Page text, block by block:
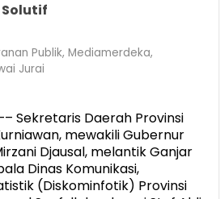
Publik,Mediamerdeka,
Jurai
Sekretaris Daerah Provinsi
mewakili Gubernur
Djausal, melantik Ganjar
Dinas Komunikasi,
(Diskominfotik) Provinsi